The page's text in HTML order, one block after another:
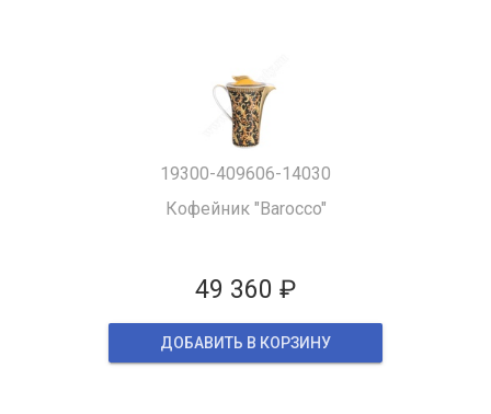
19300-409606-14030
Кофейник "Barocco"
49 360 ₽
ДОБАВИТЬ В КОРЗИНУ